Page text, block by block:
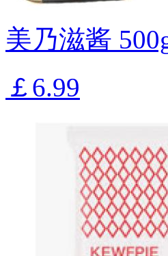
美乃滋酱
￡6.99